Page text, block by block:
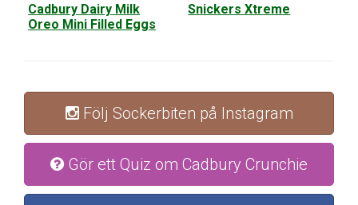
Cadbury Dairy Milk
Oreo Mini Filled Eggs
Snickers Xtreme
Följ Sockerbiten på Instagram
Gör ett Quiz om Cadbury Crunchie